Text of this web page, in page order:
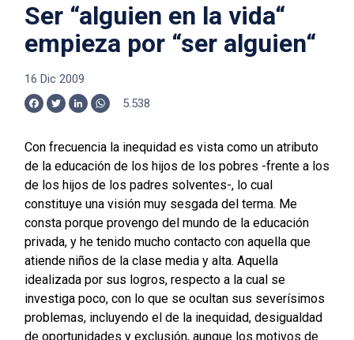
Ser “alguien en la vida“
empieza por “ser alguien“
16 Dic 2009
Facebook
TwitterLinkedInWhatsApp
5.538
Con frecuencia la inequidad es vista como un atributo
de la educación de los hijos de los pobres -frente a los
de los hijos de los padres solventes-, lo cual
constituye una visión muy sesgada del terma. Me
consta porque provengo del mundo de la educación
privada, y he tenido mucho contacto con aquella que
atiende niños de la clase media y alta. Aquella
idealizada por sus logros, respecto a la cual se
investiga poco, con lo que se ocultan sus severísimos
problemas, incluyendo el de la inequidad, desigualdad
de oportunidades y exclusión, aunque los motivos de